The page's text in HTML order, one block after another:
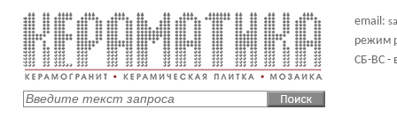
email:
режим
СБ-ВС -